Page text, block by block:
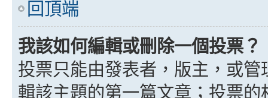
回頂端
我該如何編輯或刪除一個投票？
投票只能由發表者，版主，或
輯該主題的第一篇文章；投票